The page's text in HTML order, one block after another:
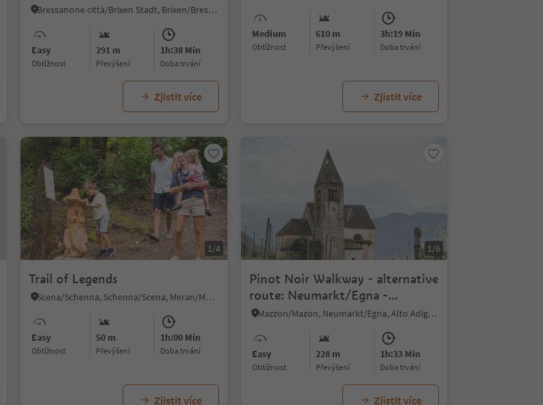
Bressanone città/Brixen Stadt, Brixen/Bressanone, Brixen/Bressanone and environs
Easy
Obtížnost
291 m
Převýšení
1h:38 Min
doba trvání
Zjistit více
Medium
Obtížnost
610 m
Převýšení
3h:19 Min
doba trvání
Zjistit více
1/4
Trail of Legends
Scena/Schenna, Schenna/Scena, Meran/Merano and environs
Easy
Obtížnost
50 m
Převýšení
1h:00 Min
doba trvání
Zjistit více
1/6
Pinot Noir Walkway - alternative
route: Neumarkt/Egna -
Mazon/Mazzon -
Mazzon/Mazon, Neumarkt/Egna, Alto Adige Wine Road
Easy
Obtížnost
228 m
Převýšení
1h:33 Min
doba trvání
Zjistit více